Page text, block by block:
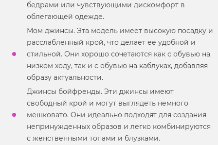
бедрами или чувствующими дискомфорт в
облегающей одежде.
Мом джинсы. Эта модель имеет высокую посадку и
расслабленный крой, что делает ее удобной и
стильной. Они хорошо сочетаются как с обувью на
низком ходу, так и с обувью на каблуках, добавляя
образу актуальности.
Джинсы бойфренды. Эти джинсы имеют
свободный крой и могут выглядеть немного
мешковато. Они идеально подходят для создания
непринужденных образов и легко комбинируются
с женственными топами и блузками.